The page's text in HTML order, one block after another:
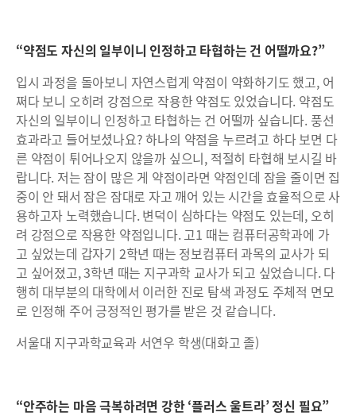
“약점도 자신의 일부이니 인정하고 타협하는 건 어떨까요?”
입시 과정을 돌아보니 자연스럽게 약점이 약화하기도 했고, 어
쩌다 보니 오히려 강점으로 작용한 약점도 있었습니다. 약점도
자신의 일부이니 인정하고 타협하는 건 어떨까 싶습니다. 풍선
효과라고 들어보셨나요? 하나의 약점을 누르려고 하다 보면 다
른 약점이 튀어나오지 않을까 싶으니, 적절히 타협해 보시길 바
랍니다. 저는 잠이 많은 게 약점이라면 약점인데 잠을 줄이면 집
중이 안 돼서 잠은 잠대로 자고 깨어 있는 시간을 효율적으로 사
용하고자 노력했습니다. 변덕이 심하다는 약점도 있는데, 오히
려 강점으로 작용한 약점입니다. 고1 때는 컴퓨터공학과에 가
고 싶었는데 갑자기 2학년 때는 정보컴퓨터 과목의 교사가 되
고 싶어졌고, 3학년 때는 지구과학 교사가 되고 싶었습니다. 다
행히 대부분의 대학에서 이러한 진로 탐색 과정도 주체적 면모
로 인정해 주어 긍정적인 평가를 받은 것 같습니다.
서울대 지구과학교육과 서연우 학생(대화고 졸)
“안주하는 마음 극복하려면 강한 ‘플러스 울트라’ 정신 필요”